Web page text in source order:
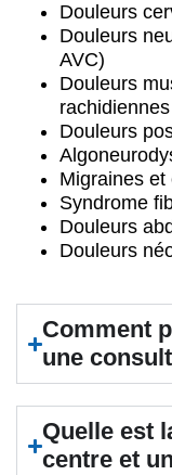
Douleurs
Douleurs
AVC)
Douleurs
rachidiennes
Douleurs
Migraines et
Syndrome
Douleurs
Douleurs
Comment
une
Quelle est
centre et